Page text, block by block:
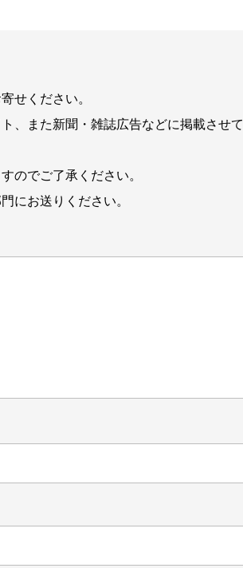
せください。
、また新聞・雑誌広告などに掲載させて
のでご了承ください。
にお送りください。